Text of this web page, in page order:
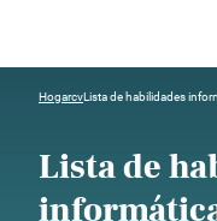
HogarcvLista de habilidades
Lista de